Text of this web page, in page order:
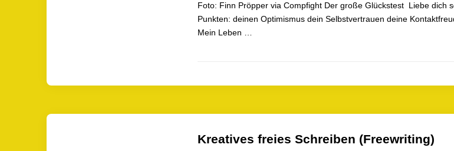
Foto: Finn Pröpper via Compfight Der große Glückstest Liebe dich
Punkten: deinen Optimismus dein Selbstvertrauen deine
Mein Leben …
Kreatives freies Schreiben (Freewriting)